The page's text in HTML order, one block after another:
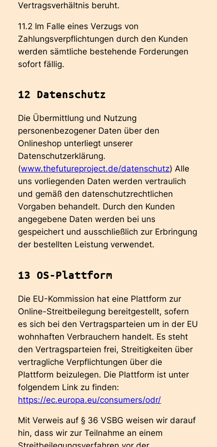
Vertragsverhältnis beruht.
11.2 Im Falle eines Verzugs von
Zahlungsverpflichtungen durch den Kunden
werden sämtliche bestehende Forderungen
sofort fällig.
12 Datenschutz
Die Übermittlung und Nutzung
personenbezogener Daten über den
Onlineshop unterliegt unserer
Datenschutzerklärung.
(www.thefutureproject.de/datenschutz) Alle
uns vorliegenden Daten werden vertraulich
und gemäß den datenschutzrechtlichen
Vorgaben behandelt. Durch den Kunden
angegebene Daten werden bei uns
gespeichert und ausschließlich zur Erbringung
der bestellten Leistung verwendet.
13 OS-Plattform
Die EU-Kommission hat eine Plattform zur
Online-Streitbeilegung bereitgestellt, sofern
es sich bei den Vertragsparteien um in der EU
wohnhaften Verbrauchern handelt. Es steht
den Vertragsparteien frei, Streitigkeiten über
vertragliche Verpflichtungen über die
Plattform beizulegen. Die Plattform ist unter
folgendem Link zu finden:
https://ec.europa.eu/consumers/odr/
Mit Verweis auf § 36 VSBG weisen wir darauf
hin, dass wir zur Teilnahme an einem